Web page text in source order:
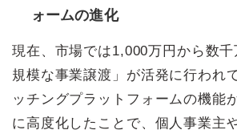
ォームの進化
現在、市場では1,000万円から数
規模な事業譲渡」が活発に行われ
ッチングプラットフォームの機能
に高度化したことで、個人事業主